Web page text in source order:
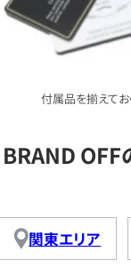
付属品を揃えてお
BRAND OFF
関東エリア